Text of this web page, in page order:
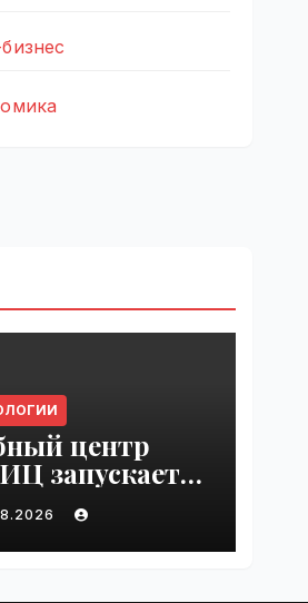
центр
запускает
по